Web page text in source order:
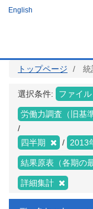
ツ
English
トップページ 統
選択条件: ファイル
労働力調査（旧基
四半期 2013
結果原表（各期の
詳細集計